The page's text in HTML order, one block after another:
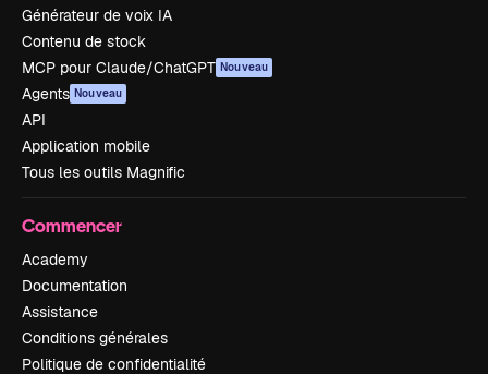
Générateur de voix IA
Contenu de stock
MCP pour Claude/ChatGPT Nouveau
Agents Nouveau
API
Application mobile
Tous les outils Magnific
Commencer
Academy
Documentation
Assistance
Conditions générales
Politique de confidentialité